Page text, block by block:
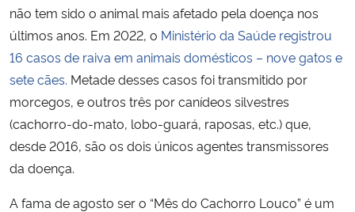
não tem sido o animal mais afetado pela doença nos
últimos anos. Em 2022, o Ministério da Saúde registrou
16 casos de raiva em animais domésticos – nove gatos e
sete cães. Metade desses casos foi transmitido por
morcegos, e outros três por canídeos silvestres
(cachorro-do-mato, lobo-guará, raposas, etc.) que,
desde 2016, são os dois únicos agentes transmissores
da doença.
A fama de agosto ser o “Mês do Cachorro Louco” é um